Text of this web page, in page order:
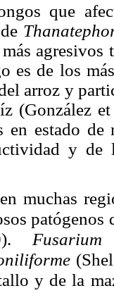
que
es de los
arroz y
(González
en estado de
y de
muchas
(
y de la